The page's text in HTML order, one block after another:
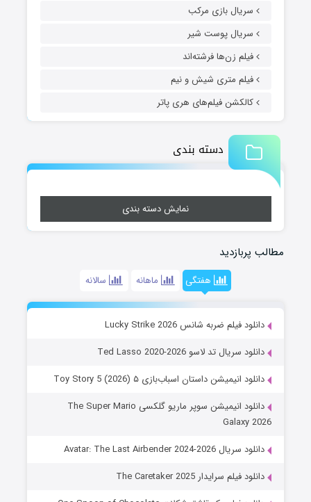
سریال بازی مرکب
سریال پوست شیر
فیلم زن‌ها فرشته‌اند
فیلم متری شیش و نیم
کالکشن فیلم‌های هری پاتر
دسته بندی
نمایش دسته بندی
مطالب پربازدید
هفتگی ماهانه سالانه
دانلود فیلم ضربه شانس Lucky Strike 2026
دانلود سریال تد لاسو Ted Lasso 2020-2026
دانلود انیمیشن داستان اسباب‌بازی ۵ Toy Story 5 (2026)
دانلود انیمیشن سوپر ماریو گلکسی The Super Mario
Galaxy 2026
دانلود سریال Avatar: The Last Airbender 2024-2026
دانلود فیلم سرایدار The Caretaker 2025